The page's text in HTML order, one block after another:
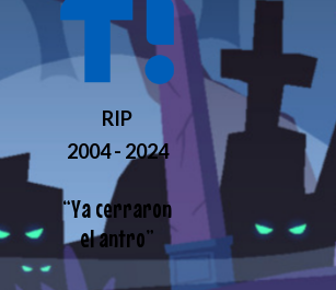
RIP
2004 - 2024
“Ya cerraron
el antro”